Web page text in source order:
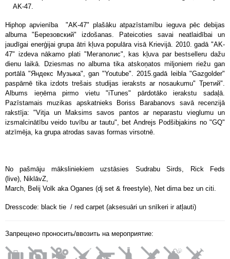
AK-47.
Hiphop apvienība "AK-47" plašāku atpazīstamību ieguva pēc debijas
albuma "Березовский" izdošanas. Pateicoties savai neatlaidībai un
jaudīgai enerģijai grupa ātri kļuva populāra visā Krievijā. 2010. gadā "AK-
47" izdeva nākamo plati "Мегаполис", kas kļuva par bestselleru dažu
dienu laikā. Dziesmas no albuma tika atskoņatos miljoniem riežu gan
portālā "Яндекс Музыка", gan "Youtube". 2015.gadā leibla "Gazgolder"
paspārnē tika izdots trešais studijas ieraksts ar nosaukumu" Третий".
Albums ieņēma pirmo vietu "iTunes" pārdotāko ierakstu sadaļā.
Pazīstamais muzikas apskatnieks Boriss Barabanovs savā recenzijā
rakstīja: "Vitja un Maksims savos pantos ar neparastu vieglumu un
izsmalcinātību veido tuvību ar tautu", bet Andrejs Podšibjakins no "GQ"
atzīmēja, ka grupa atrodas savas formas virsotnē.
No pašmāju māksliniekiem uzstāsies Sudrabu Sirds,
Rick Feds
(live), NiklāvZ,
March, Belij Volk aka Oganes (dj set & freestyle), Net dima bez un citi.
Dresscode: black tie / red carpet (aksesuāri un snīkeri ir atļauti)
Запрещено проносить/ввозить на мероприятие: